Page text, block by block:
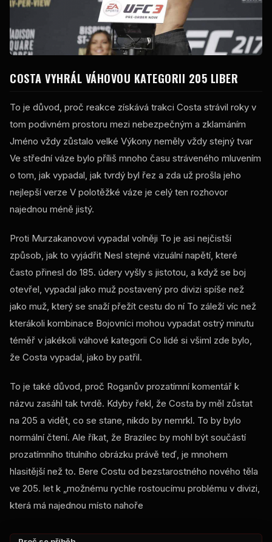
COSTA VYHRÁL VÁHOVOU KATEGORII 205 LIBER
To je důvod, proč reakce získává trakci Costa strávil roky v
tom podivném prostoru mezi nebezpečným a zklamáním
Jméno vždy zůstalo velké Výkony neměly vždy stejný tvar
Ve střední váze bylo příliš mnoho času stráveného mluvením
o tom, jak vypadal, jak tvrdý byl řez a zda už prošla jeho
nejlepší verze V polotěžké váze je celý ten rozhovor
najednou méně jistý.
Proti Murzakanovovi vypadal volněji To je asi nejčistší
způsob, jak to vyjádřit Nesl stejné vizuální napětí, které
často přinesl do 185. údery vyšly s jistotou, a když se boj
otevřel, vypadal jako muž postavený pro divizi spíše než
jako muž, který se snaží přežít cestu do ní To záleží víc než
kterákoli kombinace Bojovníci mohou vypadat ostrý minutu
téměř v jakékoli váhové kategorii Co lidé si všiml zde bylo,
že Costa vypadal, jako by patřil.
To je také důvod, proč Roganův prozatímní komentář k
názvu zasáhl tak tvrdě. Kdyby řekl, že Costa by měl zůstat
na 205 a vidět, co se stane, nikdo by nemrkl. To by bylo
normální čtení. Ale říkat, že Brazilec by mohl být součástí
prozatímního titulního obrázku právě teď, je mnohem
hlasitější než to. Bere Costu od bezstarostného nového těla
ve 205. let k „možnému rychle rostoucímu problému v divizi,
která má najednou místo nahoře